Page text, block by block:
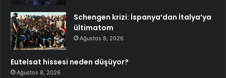
Schengen krizi: İspanya’dan İtalya’ya
ültimatom
Ağustos 8, 2026
Eutelsat hissesi neden düşüyor?
Ağustos 8, 2026